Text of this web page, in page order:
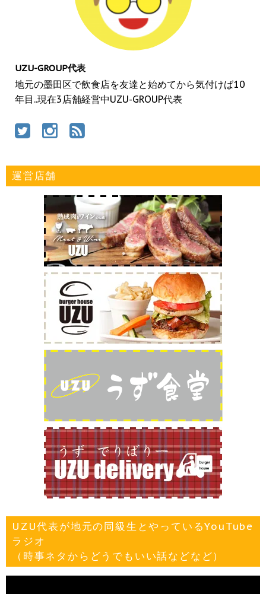
UZU-GROUP代表
地元の墨田区で飲食店を友達と始めてから気付けば10
年目..現在3店舗経営中UZU-GROUP代表
運営店舗
UZU代表が地元の同級生とやっているYouTube
ラジオ
（時事ネタからどうでもいい話などなど）